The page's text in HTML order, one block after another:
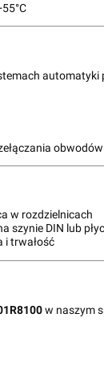
automatyki
obwodów
w rozdzielnicach
szynie DIN lub
i trwałość
w naszym